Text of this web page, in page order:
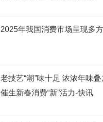
2025年我国消费市场呈现多
老技艺“潮”味十足 浓浓年味
催生新春消费“新”活力-快讯